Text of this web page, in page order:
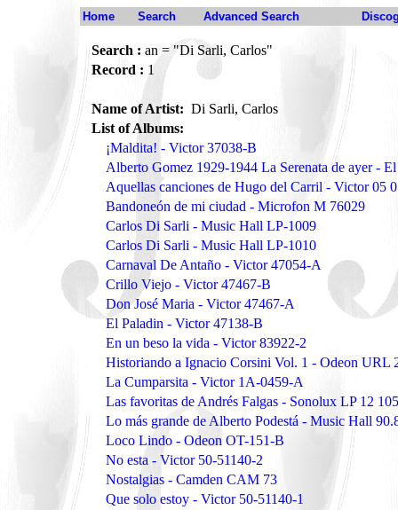
Home Search Advanced Search
Search : an = "Di Sarli, Carlos"
Record : 1
Name of Artist: Di Sarli, Carlos
List of Albums:
¡Maldita! - Victor 37038-B
Alberto Gomez 1929-1944 La Serenata de ayer -
Aquellas canciones de Hugo del Carril - Victor 05
Bandoneón de mi ciudad - Microfon M 76029
Carlos Di Sarli - Music Hall LP-1009
Carlos Di Sarli - Music Hall LP-1010
Carnaval De Antaño - Victor 47054-A
Crillo Viejo - Victor 47467-B
Don José Maria - Victor 47467-A
El Paladin - Victor 47138-B
En un beso la vida - Victor 83922-2
Historiando a Ignacio Corsini Vol. 1 - Odeon URL
La Cumparsita - Victor 1A-0459-A
Las favoritas de Andrés Falgas - Sonolux LP 12 105
Lo más grande de Alberto Podestá - Music Hall
Loco Lindo - Odeon OT-151-B
No esta - Victor 50-51140-2
Nostalgias - Camden CAM 73
Que solo estoy - Victor 50-51140-1